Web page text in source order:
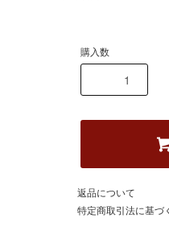
購入数
返品について
特定商取引法に基づ